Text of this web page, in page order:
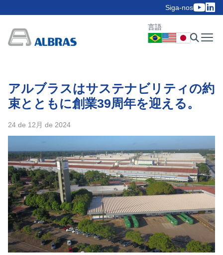
Siga-nos
言語
アルブラスはサステナビリティの約
束とともに創業39周年を迎える。
24 de 12月 de 2024